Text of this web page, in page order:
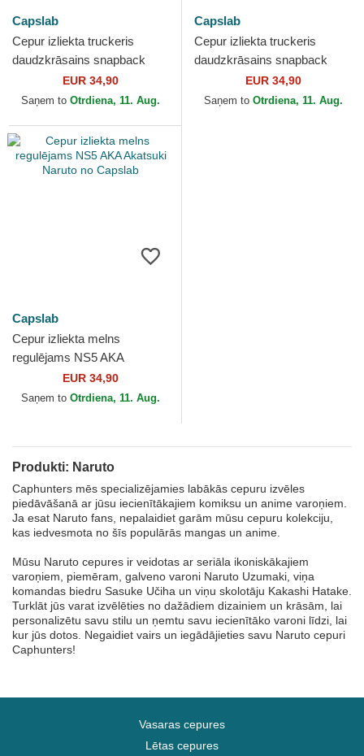
Capslab
Cepur izliekta truckeris
daudzkrāsains snapback
NS6 NARB Naruto no
Capslab
EUR 34,90
Saņem to Otrdiena, 11. Aug.
Capslab
Cepur izliekta truckeris
daudzkrāsains snapback
NS6 SASB Sasuke Uchiha
Naruto no Capslab
EUR 34,90
Saņem to Otrdiena, 11. Aug.
Capslab
Cepur izliekta melns
regulējams NS5 AKA
Akatsuki Naruto no Capslab
EUR 34,90
Saņem to Otrdiena, 11. Aug.
Produkti: Naruto
Caphunters mēs specializējamies labākās cepuru izvēles
piedāvāšanā ar jūsu iecienītākajiem komiksu un anime varoņiem.
Ja esat Naruto fans, nepalaidiet garām mūsu cepuru kolekciju,
kas iedvesmota no šīs populārās mangas un anime.
Mūsu Naruto cepures ir veidotas ar seriāla ikoniskākajiem
varoņiem, piemēram, galveno varoni Naruto Uzumaki, viņa
komandas biedru Sasuke Učiha un viņu skolotāju Kakashi Hatake.
Turklāt jūs varat izvēlēties no dažādiem dizainiem un krāsām, lai
personalizētu savu stilu un ņemtu savu iecienītāko varoni līdzi, lai
kur jūs dotos. Negaidiet vairs un iegādājieties savu Naruto cepuri
Caphunters!
Vasaras cepures
Lētas cepures